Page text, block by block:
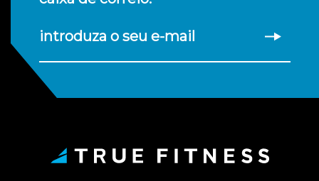
introduza o seu e-mail